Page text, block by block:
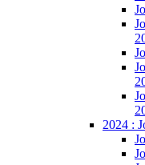
2024 :